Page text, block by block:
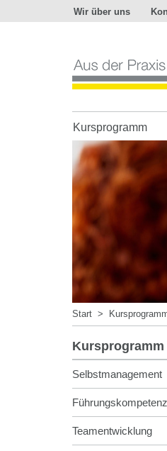
Wir über uns
der
Praxis
-
die
Praxis
Kursprogramm
Start >
Kursprogramm
Selbstmanagement
Führungskompetenz
Teamentwicklung